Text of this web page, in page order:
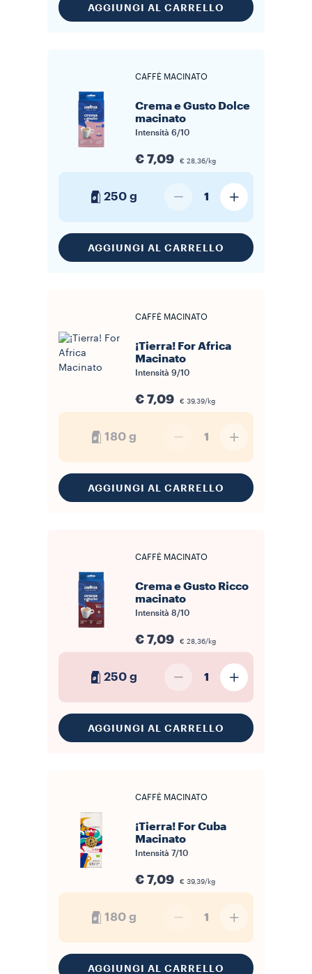
AGGIUNGI AL CARRELLO
CAFFÈ MACINATO
Crema e Gusto Dolce
macinato
Intensità 6/10
€ 7,09 € 28,36/kg
250 g 1
AGGIUNGI AL CARRELLO
CAFFÈ MACINATO
¡Tierra! For Africa
Macinato
Intensità 9/10
€ 7,09 € 39,39/kg
180 g 1
AGGIUNGI AL CARRELLO
CAFFÈ MACINATO
Crema e Gusto Ricco
macinato
Intensità 8/10
€ 7,09 € 28,36/kg
250 g 1
AGGIUNGI AL CARRELLO
CAFFÈ MACINATO
¡Tierra! For Cuba
Macinato
Intensità 7/10
€ 7,09 € 39,39/kg
180 g 1
AGGIUNGI AL CARRELLO